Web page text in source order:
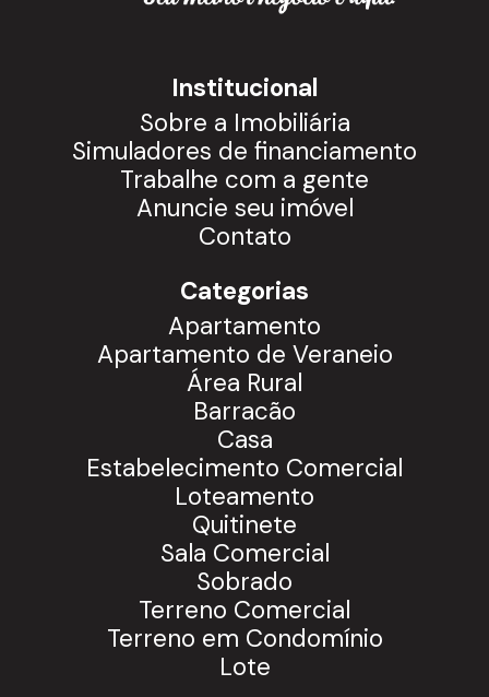
Institucional
Sobre a Imobiliária
Simuladores de financiamento
Trabalhe com a gente
Anuncie seu imóvel
Contato
Categorias
Apartamento
Apartamento de Veraneio
Área Rural
Barracão
Casa
Estabelecimento Comercial
Loteamento
Quitinete
Sala Comercial
Sobrado
Terreno Comercial
Terreno em Condomínio
Lote